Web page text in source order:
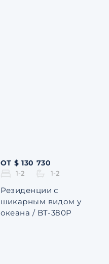
ОТ $ 130 730
1-2 1-2
Резиденции с
шикарным видом у
океана / BT-380P